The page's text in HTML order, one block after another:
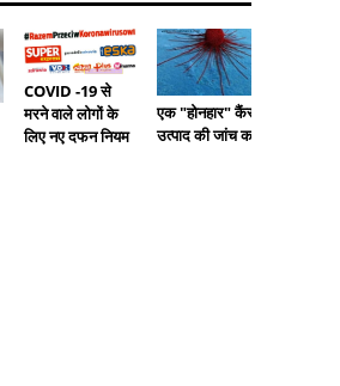
COVID -19 से
मरने वाले लोगों के
लिए नए दफन नियम
एक "होनहार" कैंसर
उत्पाद की जांच करें